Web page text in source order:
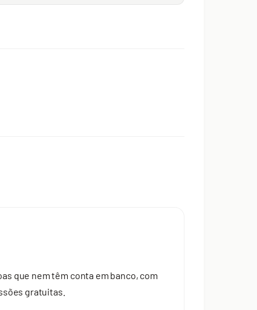
que nem têm conta em banco, com
gratuitas.